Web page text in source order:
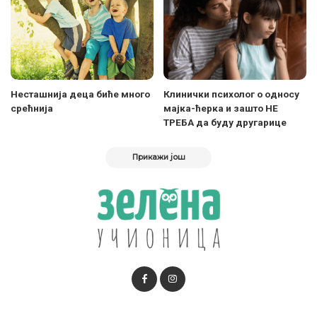
Несташнија деца биће много
срећнија
Клинички психолог о односу
мајка-ћерка и зашто НЕ
ТРЕБА да буду другарице
Прикажи још